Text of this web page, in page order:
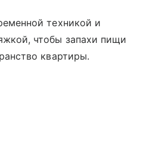
техникой и
чтобы запахи пищи
квартиры.